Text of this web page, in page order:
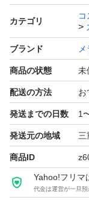
カテゴリ
ブランド
商品の状態 未
配送の方法 お
発送までの日数 1
発送元の地域 三
商品ID
Yahoo!フリマ
代金は運営が一旦